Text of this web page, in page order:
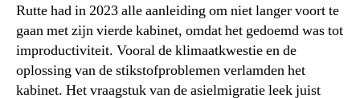
Rutte had in 2023 alle aanleiding om niet langer voort te
gaan met zijn vierde kabinet, omdat het gedoemd was tot
improductiviteit. Vooral de klimaatkwestie en de
oplossing van de stikstofproblemen verlamden het
kabinet. Het vraagstuk van de asielmigratie leek juist